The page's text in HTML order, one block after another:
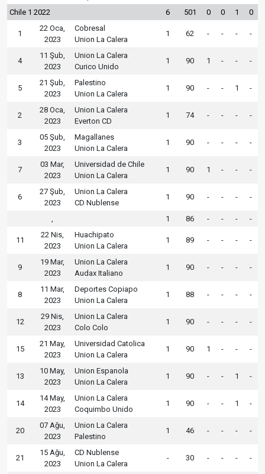
Chile 1 2022
6 501 0 0 1 0
1
22 Oca,
2023
Cobresal
Union La Calera
1 62 - - - -
4
11 Şub,
2023
Union La Calera
Curico Unido
1 90 1 - - -
5
21 Şub,
2023
Palestino
Union La Calera
1 90 - - 1 -
2
28 Oca,
2023
Union La Calera
Everton CD
1 74 - - - -
3
05 Şub,
2023
Magallanes
Union La Calera
1 90 - - - -
7
03 Mar,
2023
Universidad de Chile
Union La Calera
1 90 1 - - -
6
27 Şub,
2023
Union La Calera
CD Nublense
1 90 - - - -
1 86 - - - -
11
22 Nis,
2023
Huachipato
Union La Calera
1 89 - - - -
9
19 Mar,
2023
Union La Calera
Audax Italiano
1 90 - - - -
8
11 Mar,
2023
Deportes Copiapo
Union La Calera
1 88 - - - -
12
29 Nis,
2023
Union La Calera
Colo Colo
1 90 - - - -
15
21 May,
2023
Universidad Catolica
Union La Calera
1 90 1 - - -
13
10 May,
2023
Union Espanola
Union La Calera
1 90 - - 1 -
14
14 May,
2023
Union La Calera
Coquimbo Unido
1 90 - - 1 -
20
07 Ağu,
2023
Union La Calera
Palestino
1 46 - - - -
21
15 Ağu,
2023
CD Nublense
Union La Calera
- 30 - - - -